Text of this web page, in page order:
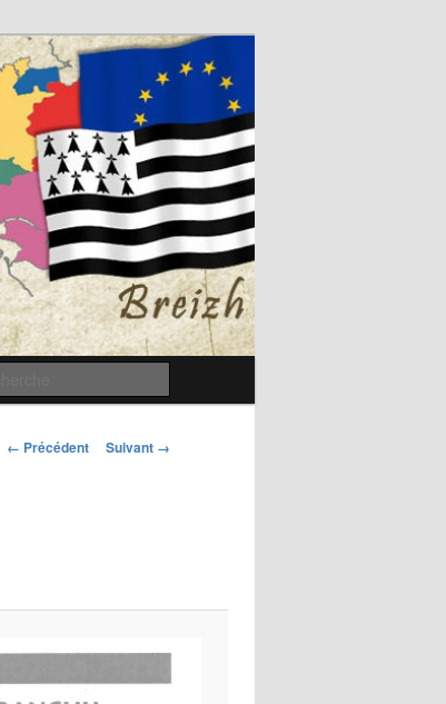
Navigation
← Précédent Suivant →